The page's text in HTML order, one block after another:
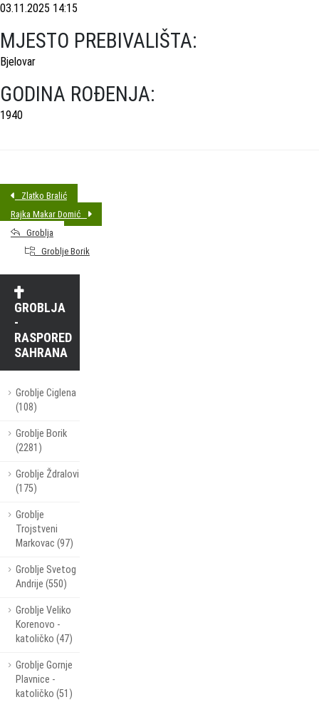
03.11.2025 14:15
MJESTO PREBIVALIŠTA:
Bjelovar
GODINA ROĐENJA:
1940
Zlatko Bralić
Rajka Makar Domić
Groblja
Groblje Borik
GROBLJA
-
RASPORED
SAHRANA
Groblje Ciglena
(108)
Groblje Borik
(2281)
Groblje Ždralovi
(175)
Groblje
Trojstveni
Markovac (97)
Groblje Svetog
Andrije (550)
Groblje Veliko
Korenovo -
katoličko (47)
Groblje Gornje
Plavnice -
katoličko (51)